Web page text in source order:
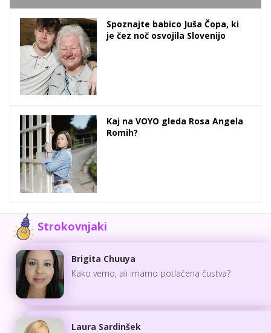
Spoznajte babico Juša Čopa, ki
je čez noč osvojila Slovenijo
Kaj na VOYO gleda Rosa Angela
Romih?
Strokovnjaki
Brigita Chuuya
Kako vemo, ali imamo potlačena čustva?
Laura Sardinšek